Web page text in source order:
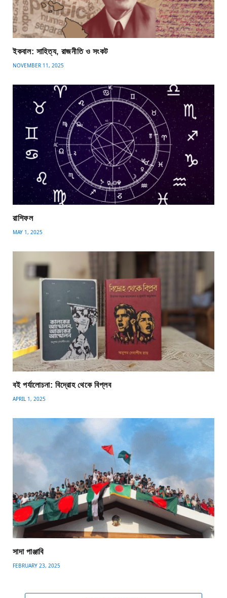
ইকবাল: সাহিত্য, রাজনীতি ও সংকট
NOVEMBER 11, 2025
রাশিফল
MAY 1, 2025
বই পর্যালোচনা: বিদ্রোহ থেকে বিপ্লব
APRIL 1, 2025
সাদা পাঞ্জাবি
FEBRUARY 23, 2025